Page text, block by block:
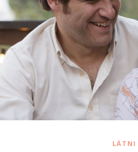
LÁTNI